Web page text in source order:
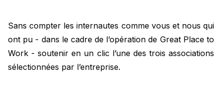
Sans compter les internautes comme vous et nous qui
ont pu - dans le cadre de l’opération de Great Place to
Work - soutenir en un clic l’une des trois associations
sélectionnées par l’entreprise.